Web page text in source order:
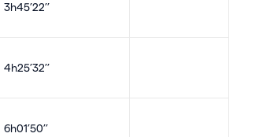
3h45’22’’
4h25’32’’
6h01’50’’